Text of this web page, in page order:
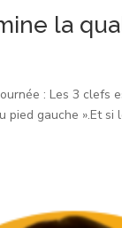
la
: Les 3 clefs
gauche ».Et